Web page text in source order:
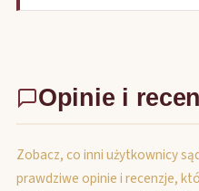
Opinie i
Zobacz, co inni użytkownicy
prawdziwe opinie i recenzje,